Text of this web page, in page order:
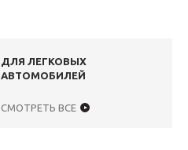
ДЛЯ ЛЕГКОВЫХ
АВТОМОБИЛЕЙ
СМОТРЕТЬ ВСЕ